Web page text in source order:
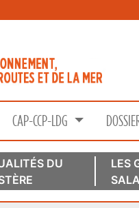
CAP-CCP-LDG
DU
LES